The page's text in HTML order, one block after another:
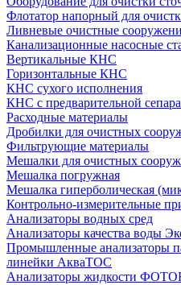
Флотатор напорный для
Ливневые очистные
Канализационные насосные
Вертикальные КНС
Горизонтальные КНС
КНС сухого исполнения
КНС с предварительной
Расходные материалы
Дробилки для очистных
Фильтрующие материалы
Мешалки для очистных
Мешалка погружная
Мешалка гиперболическая
Контрольно-измерительные
Анализаторы водных сред
Анализаторы качества воды
Промышленные анализаторы
линейки АкваТОС
Анализаторы жидкости